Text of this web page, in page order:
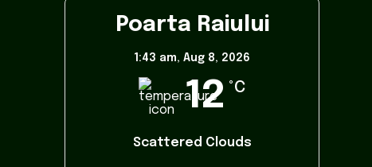
Poarta Raiului
1:43 am, Aug 8, 2026
12 °C
Scattered Clouds